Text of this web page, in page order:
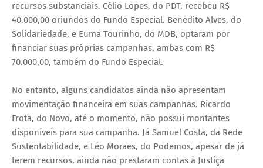
recursos substanciais. Célio Lopes, do PDT, recebeu R$
40.000,00 oriundos do Fundo Especial. Benedito Alves, do
Solidariedade, e Euma Tourinho, do MDB, optaram por
financiar suas próprias campanhas, ambas com R$
70.000,00, também do Fundo Especial.
No entanto, alguns candidatos ainda não apresentam
movimentação financeira em suas campanhas. Ricardo
Frota, do Novo, até o momento, não possui montantes
disponíveis para sua campanha. Já Samuel Costa, da Rede
Sustentabilidade, e Léo Moraes, do Podemos, apesar de já
terem recursos, ainda não prestaram contas à Justiça